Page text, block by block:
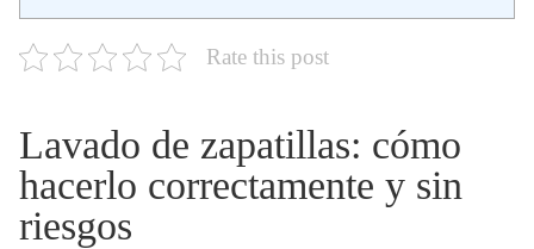
Rate this post
Lavado de zapatillas: cómo
hacerlo correctamente y sin
riesgos